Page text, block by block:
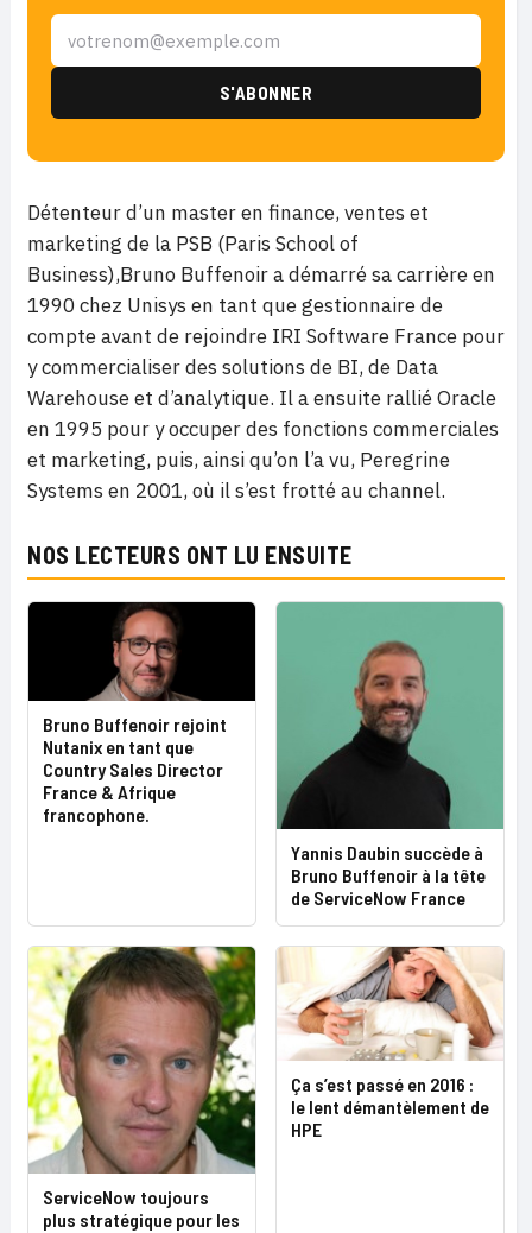
Détenteur d’un master en finance, ventes et
marketing de la PSB (Paris School of
Business),Bruno Buffenoir a démarré sa carrière en
1990 chez Unisys en tant que gestionnaire de
compte avant de rejoindre IRI Software France pour
y commercialiser des solutions de BI, de Data
Warehouse et d’analytique. Il a ensuite rallié Oracle
en 1995 pour y occuper des fonctions commerciales
et marketing, puis, ainsi qu’on l’a vu, Peregrine
Systems en 2001, où il s’est frotté au channel.
NOS LECTEURS ONT LU ENSUITE
Bruno Buffenoir rejoint
Nutanix en tant que
Country Sales Director
France & Afrique
francophone.
Yannis Daubin succède à
Bruno Buffenoir à la tête
de ServiceNow France
ServiceNow toujours
plus stratégique pour les
Ça s’est passé en 2016 :
le lent démantèlement de
HPE